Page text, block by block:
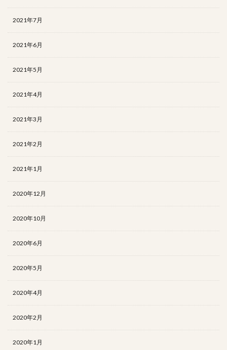
2021年7月
2021年6月
2021年5月
2021年4月
2021年3月
2021年2月
2021年1月
2020年12月
2020年10月
2020年6月
2020年5月
2020年4月
2020年2月
2020年1月